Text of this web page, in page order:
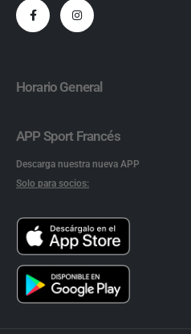
Horario General
APP Sport Francés
Descarga nuestra nueva APP
Solo para socios: